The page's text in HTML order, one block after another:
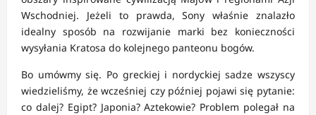
Wschodniej. Jeżeli to prawda, Sony właśnie znalazło
idealny sposób na rozwijanie marki bez konieczności
wysyłania Kratosa do kolejnego panteonu bogów.
Bo umówmy się. Po greckiej i nordyckiej sadze wszyscy
wiedzieliśmy, że wcześniej czy później pojawi się pytanie:
co dalej? Egipt? Japonia? Aztekowie? Problem polegał na